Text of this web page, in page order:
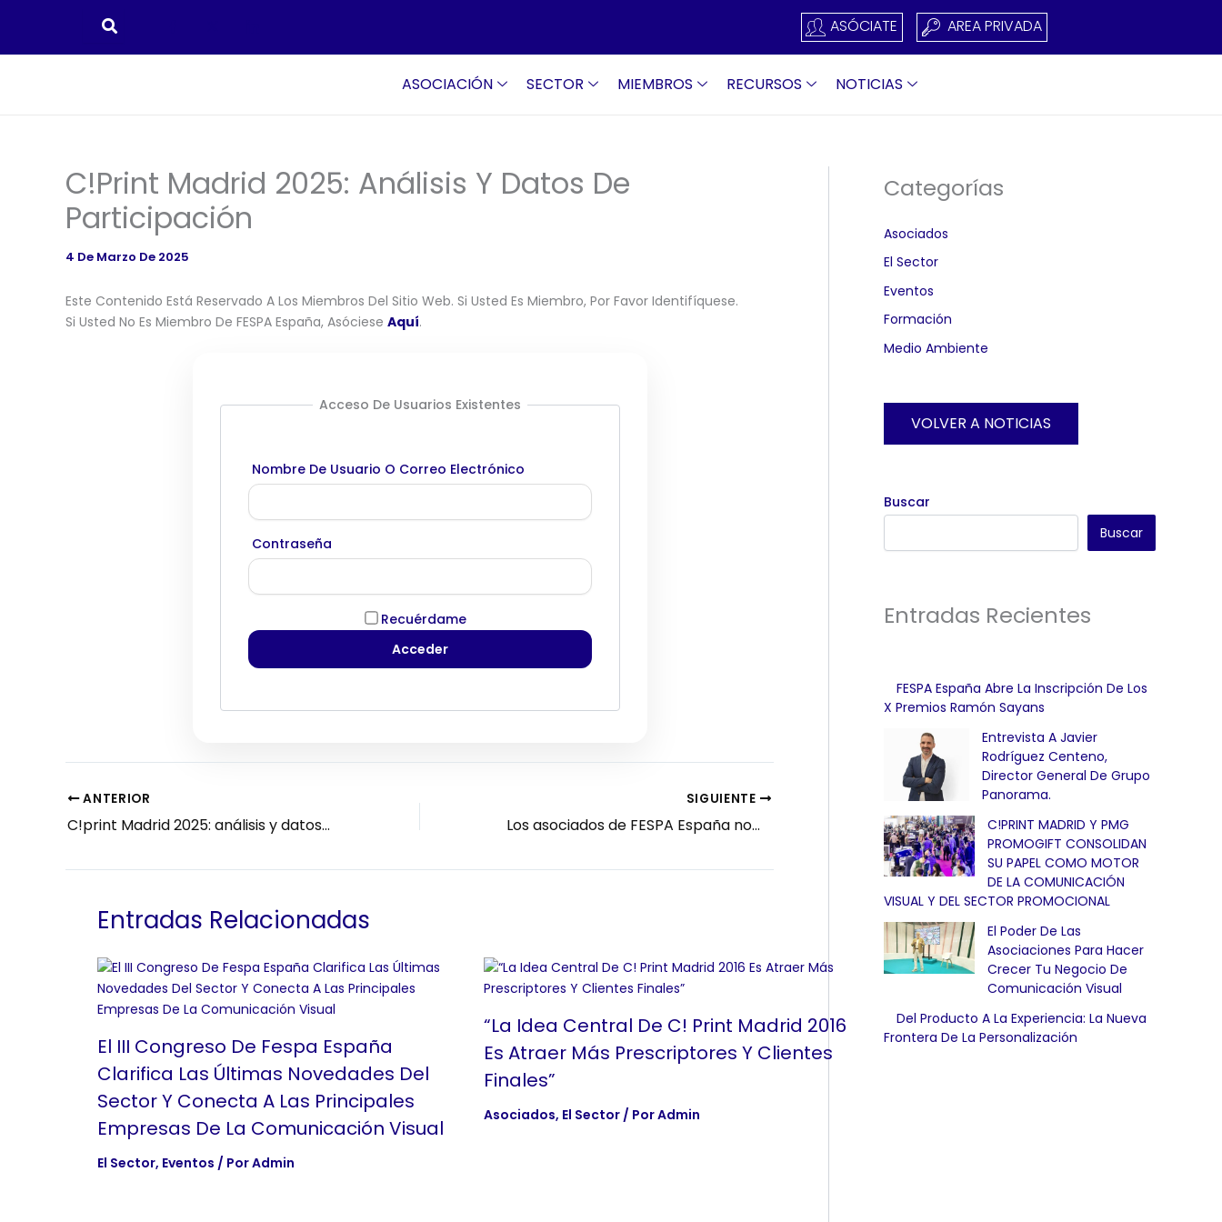
Contenido
ASÓCIATE AREA PRIVADA
ASOCIACIÓN SECTOR MIEMBROS RECURSOS NOTICIAS
C!print Madrid 2025: Análisis Y Datos De
Participación
4 De Marzo De 2025
Este Contenido Está Reservado A Los Miembros Del Sitio Web. Si Usted Es Miembro, Por Favor Identifíquese.
Si Usted No Es Miembro De FESPA España, Asóciese Aquí.
Acceso De Usuarios Existentes
Nombre De Usuario O Correo Electrónico
Contraseña
Recuérdame
ANTERIOR
C!print Madrid 2025: análisis y datos de participación
SIGUIENTE
Los asociados de FESPA España nominados para los FESPA Awards 2025
Entradas Relacionadas
El III Congreso De Fespa España
Clarifica Las Últimas Novedades Del
Sector Y Conecta A Las Principales
Empresas De La Comunicación Visual
El Sector, Eventos / PorAdmin
“La Idea Central De C! Print Madrid 2016
Es Atraer Más Prescriptores Y Clientes
Finales”
Asociados, El Sector / PorAdmin
Categorías
Asociados
El Sector
Eventos
Formación
Medio Ambiente
VOLVER A NOTICIAS
Buscar
Buscar
Entradas Recientes
FESPA España Abre La Inscripción De Los
X Premios Ramón Sayans
Entrevista A Javier
Rodríguez Centeno,
Director General De Grupo
Panorama.
C!PRINT MADRID Y PMG
PROMOGIFT CONSOLIDAN
SU PAPEL COMO MOTOR
DE LA COMUNICACIÓN
VISUAL Y DEL SECTOR PROMOCIONAL
El Poder De Las
Asociaciones Para Hacer
Crecer Tu Negocio De
Comunicación Visual
Del Producto A La Experiencia: La Nueva
Frontera De La Personalización